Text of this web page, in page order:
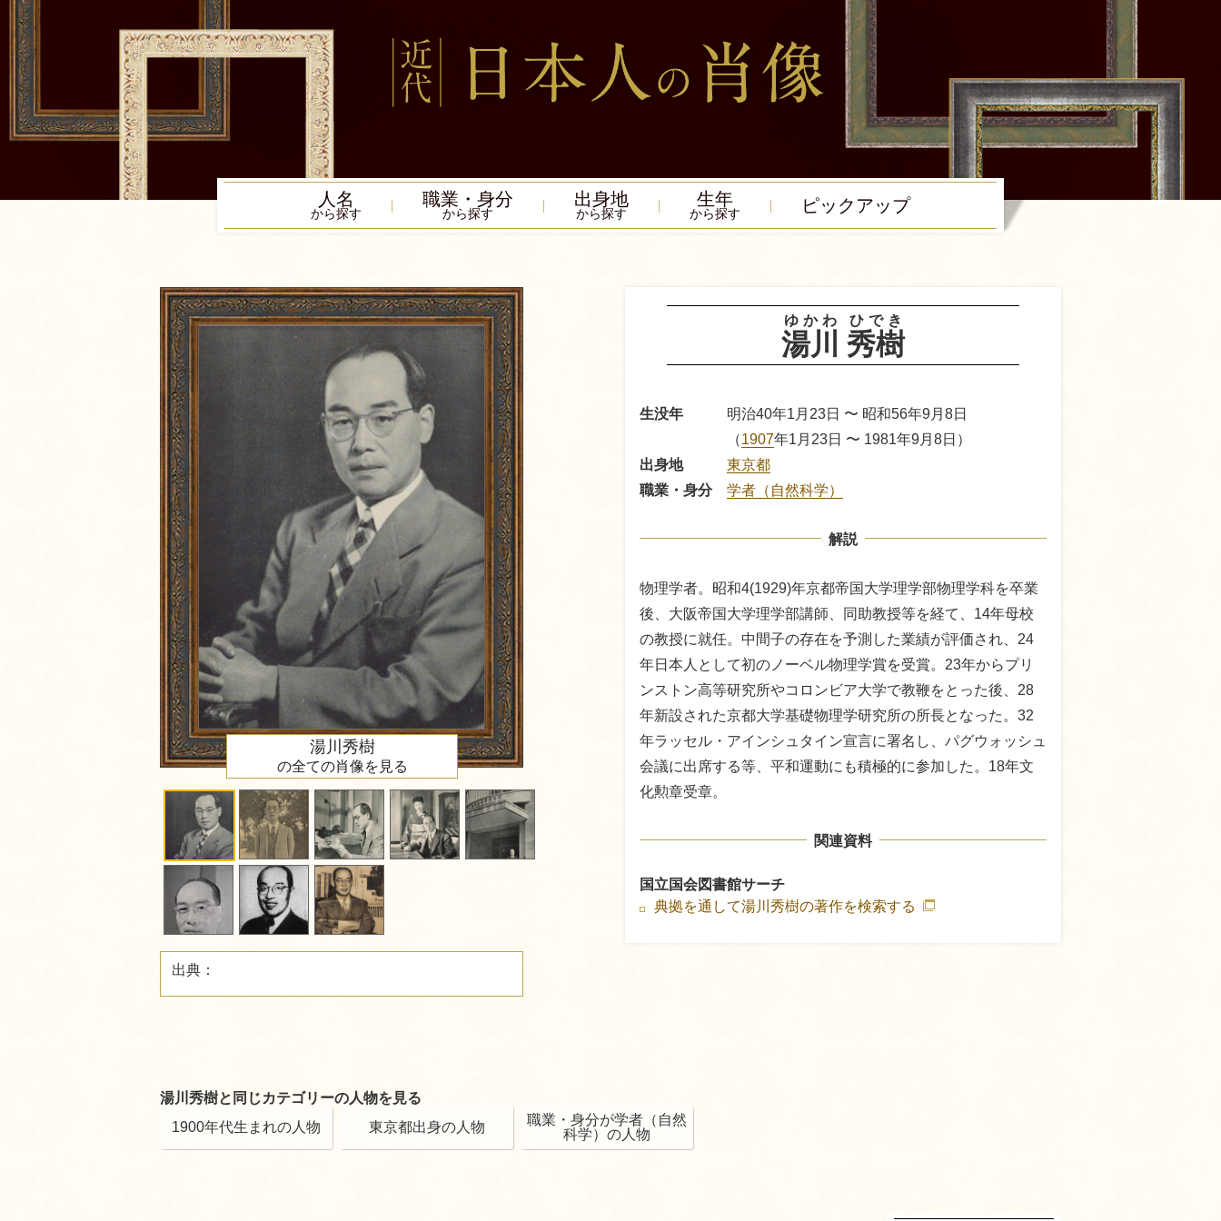
人名
から探す
職業・身分
から探す
出身地
から探す
生年
から探す ピック アップ
湯川
ゆかわ
秀樹
ひでき
生没年
明治40年1月23日 〜 昭和56年9月8日
（1907年1月23日 〜 1981年9月8日）
出身地
東京都
職業・身分
学者（自然科学）
解説
物理学者。昭和4(1929)年京都帝国大学理学部物理学科を卒業
後、大阪帝国大学理学部講師、同助教授等を経て、14年母校
の教授に就任。中間子の存在を予測した業績が評価され、24
年日本人として初のノーベル物理学賞を受賞。23年からプリ
ンストン高等研究所やコロンビア大学で教鞭をとった後、28
年新設された京都大学基礎物理学研究所の所長となった。32
年ラッセル・アインシュタイン宣言に署名し、パグウォッシュ
会議に出席する等、平和運動にも積極的に参加した。18年文
化勲章受章。
関連資料
国立国会図書館サーチ
典拠を通して湯川秀樹の著作を検索する
湯川秀樹
の全ての肖像を見る
出典：
湯川秀樹と同じカテゴリーの人物を見る
1900年代生まれの人物
東京都出身の人物
職業・身分が学者（自然
科学）の人物